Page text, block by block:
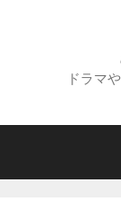
へ
ドラマ